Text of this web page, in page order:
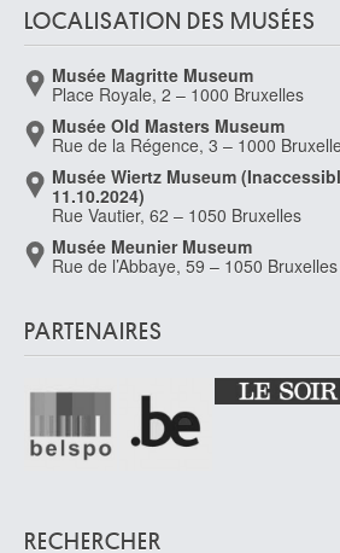
De Smedt Jan
Malines 1905 - 1954
de Smet Cornelis
Termonde 1742 - Anvers 1815
de Smet Eric
Welle / Denderleeuw 1947
De Smet Gustave
De Smet Léon
De Smeth Henri
Borgerhout / Anvers 1865 - Brasschaat 1940
de Soete Pierre
Molenbeek-Saint-Jean / Bruxelles 1886 -
Bruxelles 1948
de Taeye Louis
LOCALISATION DES MUSÉES
Musée Magritte Museum
Place Royale, 2 – 1000 Bruxelles
Musée Old Masters Museum
Rue de la Régence, 3 – 1000
Musée Wiertz Museum
11.10.2024)
Rue Vautier, 62 – 1050 Bruxelles
Musée Meunier Museum
Rue de l’Abbaye, 59 – 1050 Bruxelles
PARTENAIRES
RECHERCHER